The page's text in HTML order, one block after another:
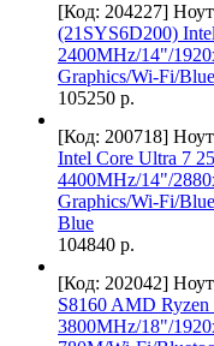
[Код: 204227]
(21SYS6D200)
2400MHz/14"/
Graphics/Wi-Fi/
105250 р.
[Код: 200718]
Intel Core Ultra 7
4400MHz/14"/
Graphics/Wi-Fi/
Blue
104840 р.
[Код: 202042]
S8160 AMD Ryzen
3800MHz/18"/